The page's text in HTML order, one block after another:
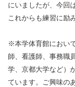
にいましたが、今回
これからも練習に励
※本学体育館におい
師、看護師、事務職
学、京都大学など）
ています。ご興味の